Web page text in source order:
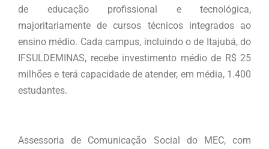
de educação profissional e tecnológica,
majoritariamente de cursos técnicos integrados ao
ensino médio. Cada campus, incluindo o de Itajubá, do
IFSULDEMINAS, recebe investimento médio de R$ 25
milhões e terá capacidade de atender, em média, 1.400
estudantes.
Assessoria de Comunicação Social do MEC, com